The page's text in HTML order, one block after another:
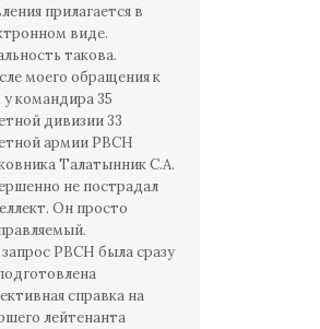
прилагается в
виде.
такова.
моего обращения к
командира 35
дивизии 33
армии РВСН
Талатынник С.А.
не пострадал
Он просто
РВСН была сразу
справка на
лейтенанта